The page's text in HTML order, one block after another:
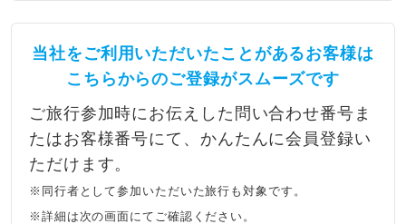
当社をご利用いただいたことがあるお客様は
こちらからのご登録がスムーズです
ご旅行参加時にお伝えした問い合わせ番号ま
たはお客様番号にて、かんたんに会員登録い
ただけます。
※同行者として参加いただいた旅行も対象です。
※詳細は次の画面にてご確認ください。